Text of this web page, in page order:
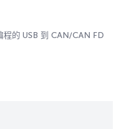
的 USB 到 CAN/CAN FD